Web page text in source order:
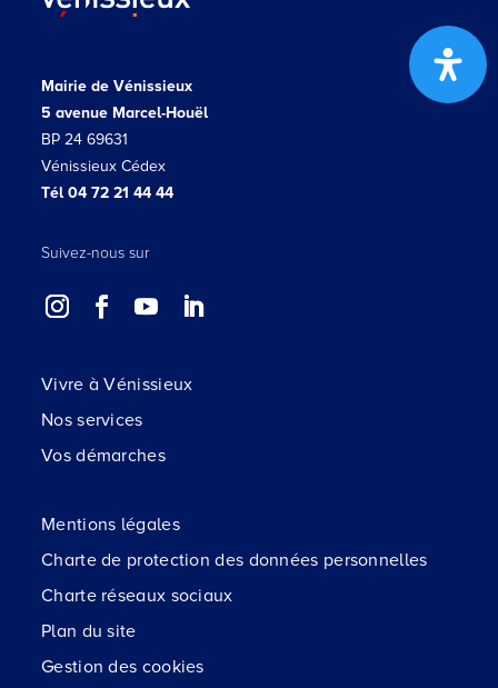
Mairie de Vénissieux
5 avenue Marcel-Houël
BP 24 69631
Vénissieux Cédex
Tél 04 72 21 44 44
Suivez-nous sur
Vivre à Vénissieux
Nos services
Vos démarches
Mentions légales
Charte de protection des données personnelles
Charte réseaux sociaux
Plan du site
Gestion des cookies